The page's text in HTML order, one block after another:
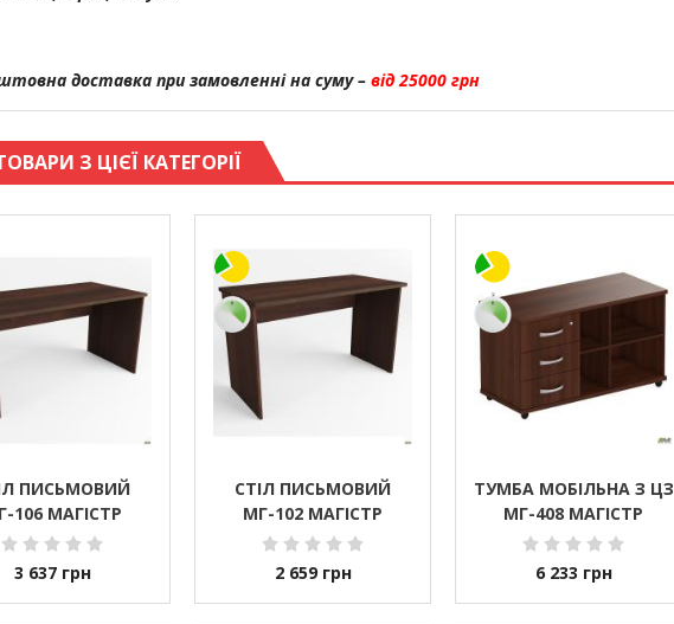
доставка при замовленні на суму – від 25000 грн
З ЦІЄЇ КАТЕГОРІЇ
ПИСЬМОВИЙ
106 МАГІСТР
3 637 грн
СТІЛ ПИСЬМОВИЙ
МГ-102 МАГІСТР
2 659 грн
ТУМБА МОБІЛЬНА З ЦЗ
МГ-408 МАГІСТР
6 233 грн